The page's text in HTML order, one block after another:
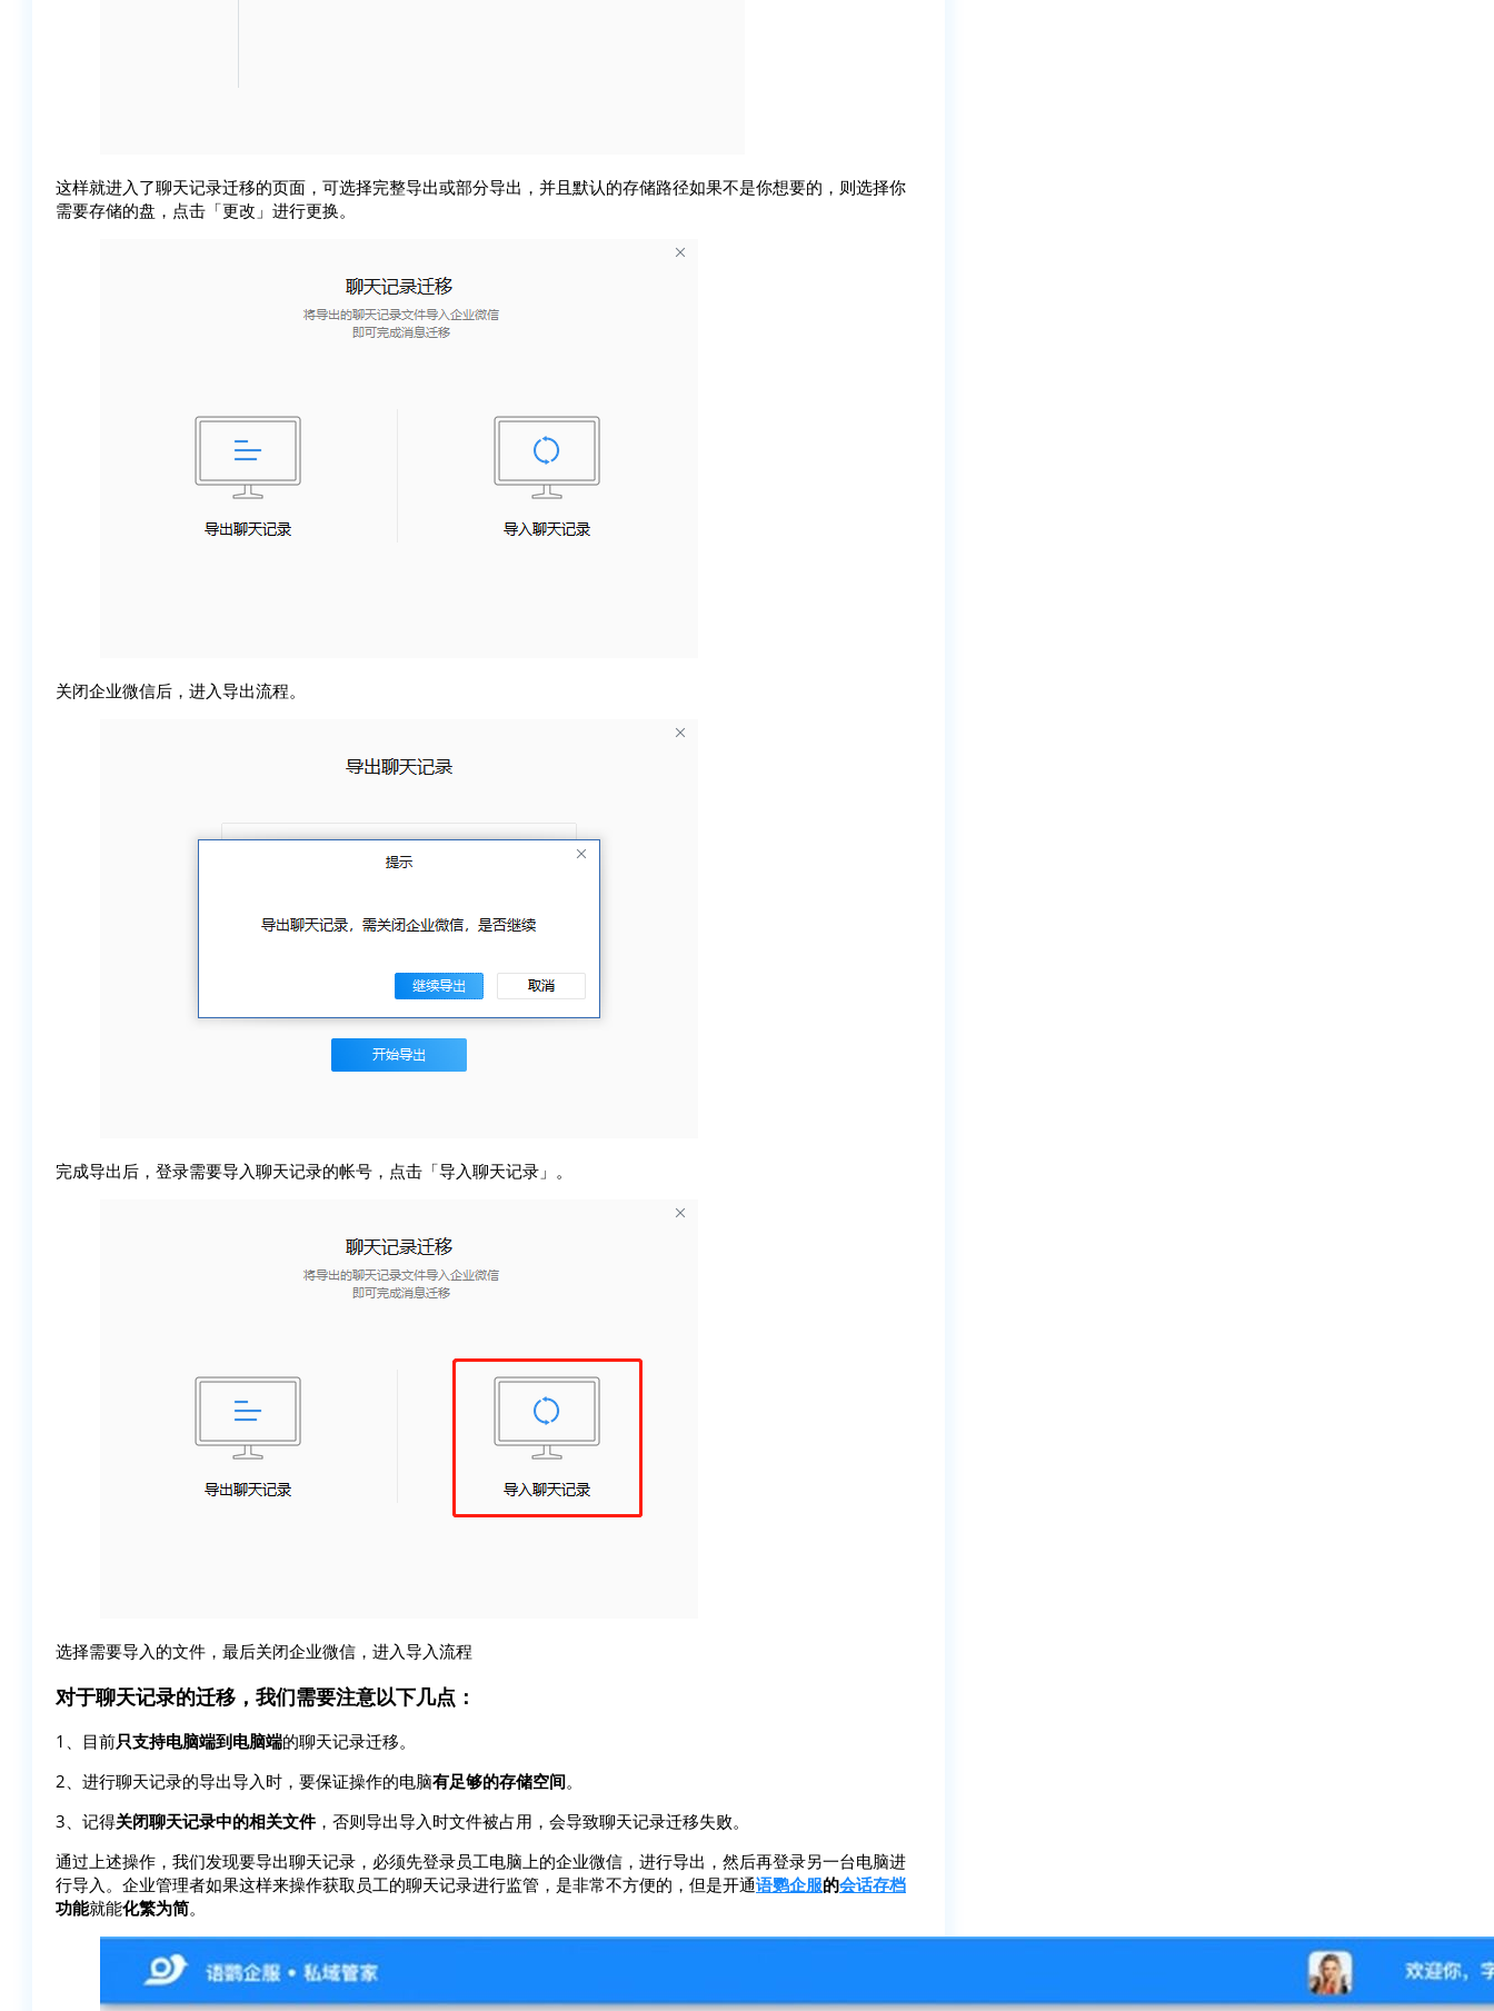
这样就进入了聊天记录迁移的页面，可选择完整导出或部分导出，并且默认的存储路径如果不是你想要的，则选择你
需要存储的盘，点击「更改」进行更换。
关闭企业微信后，进入导出流程。
完成导出后，登录需要导入聊天记录的帐号，点击「导入聊天记录」。
选择需要导入的文件，最后关闭企业微信，进入导入流程
对于聊天记录的迁移，我们需要注意以下几点：
1、目前只支持电脑端到电脑端的聊天记录迁移。
2、进行聊天记录的导出导入时，要保证操作的电脑有足够的存储空间。
3、记得关闭聊天记录中的相关文件，否则导出导入时文件被占用，会导致聊天记录迁移失败。
通过上述操作，我们发现要导出聊天记录，必须先登录员工电脑上的企业微信，进行导出，然后再登录另一台电脑进
行导入。企业管理者如果这样来操作获取员工的聊天记录进行监管，是非常不方便的，但是开通语鹦企服的会话存档
功能就能化繁为简。